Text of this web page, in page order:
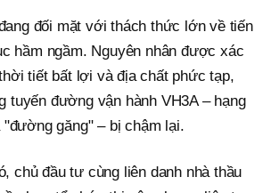
đối mặt với thách thức lớn về tiến
hầm ngầm. Nguyên nhân được xác
tiết bất lợi và địa chất phức tạp,
tuyến đường vận hành VH3A – hạng
găng" – bị chậm lại.
chủ đầu tư cùng liên danh nhà thầu